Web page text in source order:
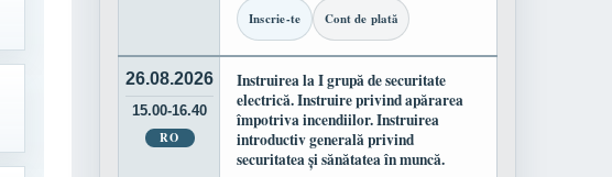
Inscrie-te Cont de plată
26.08.2026
15.00-16.40
RO
Instruirea la I grupă de securitate
electrică. Instruire privind apărarea
împotriva incendiilor. Instruirea
introductiv generală privind
securitatea și sănătatea în muncă.